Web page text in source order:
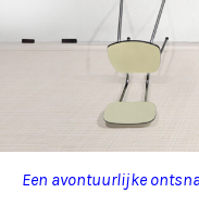
Een avontuurlijke